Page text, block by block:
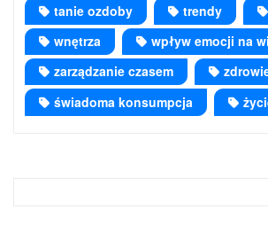
tanie ozdoby
trendy
wnętrza
wpływ emocji na
zarządzanie czasem
świadoma konsumpcja